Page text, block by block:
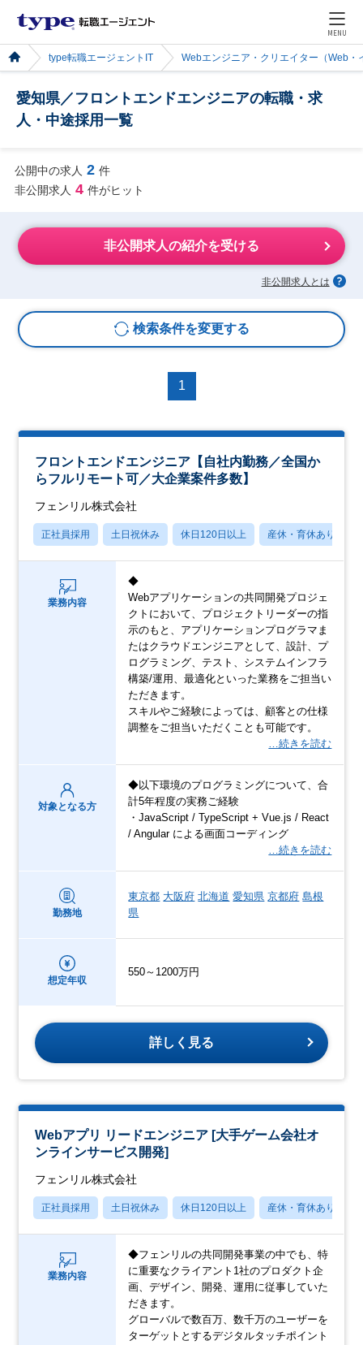
MENU
type転職エージェントIT Webエンジニア・クリエイター（Web・
愛知県／フロントエンドエンジニアの転職・求
人・中途採用一覧
公開中の求人 2 件
非公開求人 4 件がヒット
非公開求人の紹介を受ける
非公開求人とは
検索条件を変更する
1
フロントエンドエンジニア【自社内勤務／全国か
らフルリモート可／大企業案件多数】
フェンリル株式会社
正社員採用 土日祝休み 休日120日以上 産休・育休あり
業務内容
◆
Webアプリケーションの共同開発プロジェ
クトにおいて、プロジェクトリーダーの指
示のもと、アプリケーションプログラマま
たはクラウドエンジニアとして、設計、プ
ログラミング、テスト、システムインフラ
構築/運用、最適化といった業務をご担当い
ただきます。
スキルやご経験によっては、顧客との仕様
調整をご担当いただくことも可能です。
…続きを読む
対象となる方
◆以下環境のプログラミングについて、合
計5年程度の実務ご経験
・JavaScript / TypeScript + Vue.js / React
/ Angular による画面コーディング
…続きを読む
勤務地
東京都 大阪府 北海道 愛知県 京都府 島根
県
想定年収
550～1200万円
詳しく見る
Webアプリ リードエンジニア [大手ゲーム会社オ
ンラインサービス開発]
フェンリル株式会社
正社員採用 土日祝休み 休日120日以上 産休・育休あり
業務内容
◆フェンリルの共同開発事業の中でも、特
に重要なクライアント1社のプロダクト企
画、デザイン、開発、運用に従事していた
だきます。
グローバルで数百万、数千万のユーザーを
ターゲットとするデジタルタッチポイント